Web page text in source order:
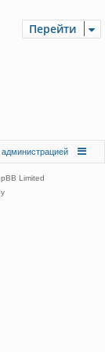
Перейти
администрацией
Limited